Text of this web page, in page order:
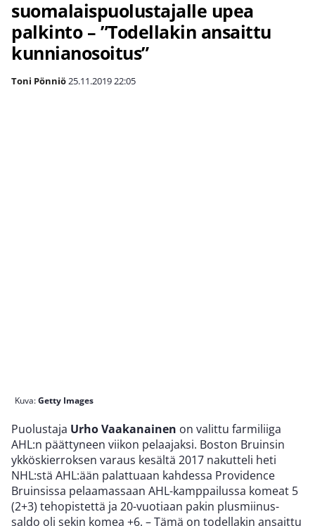
suomalaispuolustajalle upea
palkinto – ”Todellakin ansaittu
kunnianosoitus”
Toni Pönniö25.11.201922:05
Kuva:Getty Images
Puolustaja Urho Vaakanainen on valittu farmiliiga
AHL:n päättyneen viikon pelaajaksi. Boston Bruinsin
ykköskierroksen varaus kesältä 2017 nakutteli heti
NHL:stä AHL:ään palattuaan kahdessa Providence
Bruinsissa pelaamassaan AHL-kamppailussa komeat 5
(2+3) tehopistettä ja 20-vuotiaan pakin plusmiinus-
saldo oli sekin komea +6. – Tämä on todellakin ansaittu